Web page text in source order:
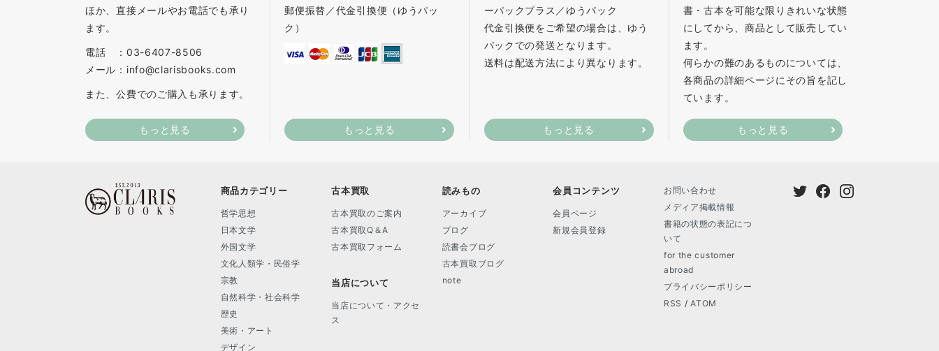
ほか、直接メールやお電話でも承り
ます。
電話 ：03-6407-8506
メール：info@clarisbooks.com
また、公費でのご購入も承ります。
もっと見る
郵便振替／代金引換便（ゆうパッ
ク）
もっと見る
ーパックプラス／ゆうパック
代金引換便をご希望の場合は、ゆう
パックでの発送となります。
送料は配送方法により異なります。
もっと見る
書・古本を可能な限りきれいな状態
にしてから、商品として販売してい
ます。
何らかの難のあるものについては、
各商品の詳細ページにその旨を記し
ています。
もっと見る
商品カテゴリー
哲学思想
日本文学
外国文学
文化人類学・民俗学
宗教
自然科学・社会科学
歴史
美術・アート
デザイン
古本買取
古本買取のご案内
古本買取Q＆A
古本買取フォーム
当店について
当店について・アクセ
ス
読みもの
アーカイブ
ブログ
読書会ブログ
古本買取ブログ
note
会員コンテンツ
会員ページ
新規会員登録
お問い合わせ
メディア掲載情報
書籍の状態の表記につ
いて
for the customer
abroad
プライバシーポリシー
RSS /ATOM